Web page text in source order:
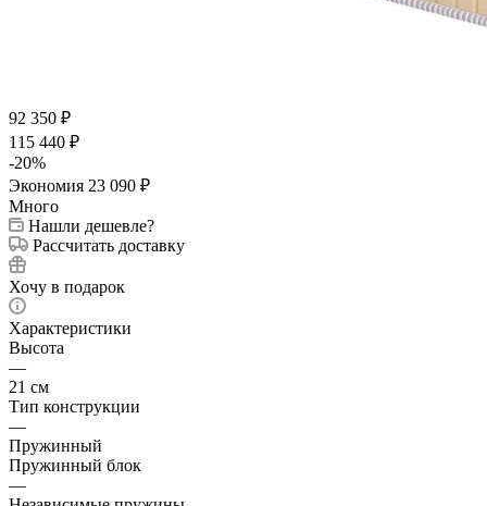
92 350 ₽
115 440 ₽
-20%
Экономия 23 090 ₽
Много
Нашли дешевле?
Рассчитать доставку
Хочу в подарок
Характеристики
Высота
—
21 см
Тип конструкции
—
Пружинный
Пружинный блок
—